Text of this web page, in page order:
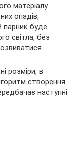
матеріалу
опадів,
парник буде
світла, без
розміри, в
створення
наступні